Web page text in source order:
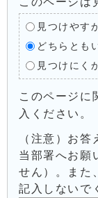
見つけやす
どちらとも
見つけにく
このページに
入ください。
（注意）お
当部署へお願
せん）。また
記入しないで